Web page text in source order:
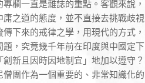
欄一直是雜誌的重點。客觀來說，
之道的態度，並不直接去挑戰歧視
下來的戒律之學，用現代的方式，
，究竟幾千年前在印度與中國定下
新且因時因地制宜」地加以遵守？
團作為一個重要的、非常知識化的